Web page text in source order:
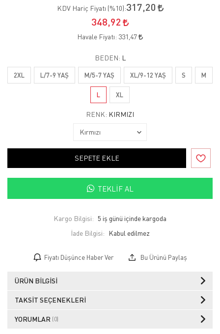
KDV Hariç Fiyatı (%10):317,20
348,92
Havale Fiyatı: 331,47
BEDEN: L
2XL L/7-9 YAŞ M/5-7 YAŞ XL/9-12 YAŞ S M
L XL
RENK: KIRMIZI
SEPETE EKLE
TEKLIF AL
Kargo Bilgisi: 5 iş günü içinde kargoda
İade Bilgisi:
Fiyatı Düşünce Haber Ver Bu Ürünü Paylaş
ÜRÜN BILGISI
TAKSIT SEÇENEKLERI
YORUMLAR (0)